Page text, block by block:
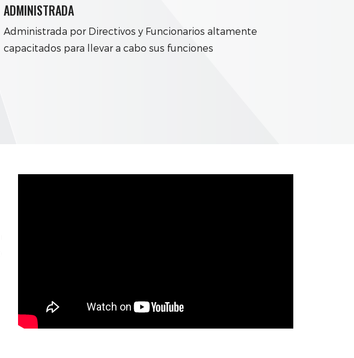
ADMINISTRADA
Administrada por Directivos y Funcionarios altamente
capacitados para llevar a cabo sus funciones